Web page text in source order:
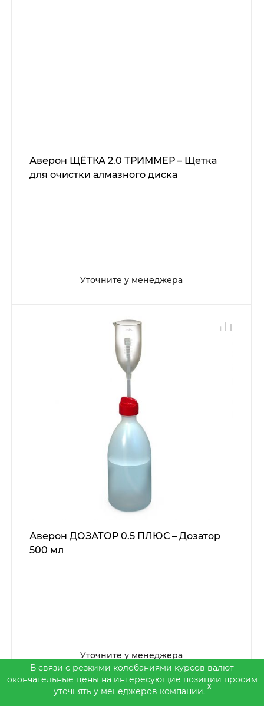
Аверон ЩЁТКА 2.0 ТРИММЕР – Щётка
для очистки алмазного диска
Уточните у менеджера
Аверон ДОЗАТОР 0.5 ПЛЮС – Дозатор
500 мл
Уточните у менеджера
В связи с резкими колебаниями курсов валют
окончательные цены на интересующие позиции просим
уточнять у менеджеров компании.
x